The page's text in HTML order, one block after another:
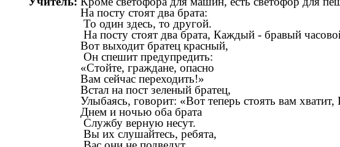
На посту стоят два брата:
То один здесь, то другой.
На посту стоят два брата, Каждый - бравый
Вот выходит братец красный,
Он спешит предупредить:
«Стойте, граждане, опасно
Вам сейчас переходить!»
Встал на пост зеленый братец,
Улыбаясь, говорит: «Вот теперь стоять вам
Днем и ночью оба брата
Службу верную несут.
Вы их слушайтесь, ребята,